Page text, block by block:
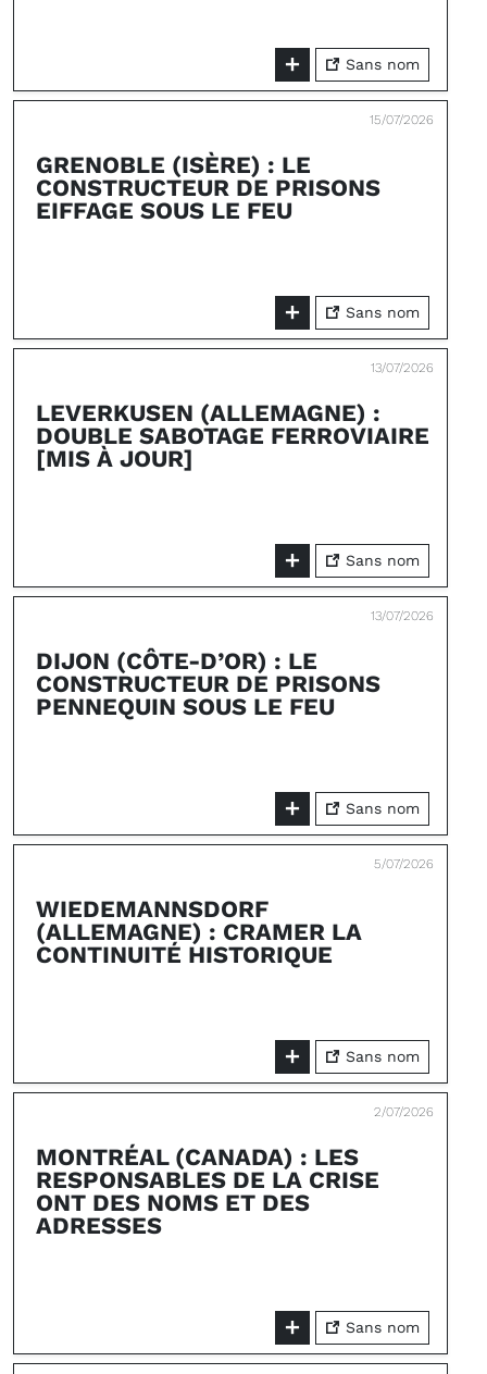
Sans nom
15/07/2026
GRENOBLE (ISÈRE) : LE
CONSTRUCTEUR DE PRISONS
EIFFAGE SOUS LE FEU
Sans nom
13/07/2026
LEVERKUSEN (ALLEMAGNE) :
DOUBLE SABOTAGE FERROVIAIRE
[MIS À JOUR]
Sans nom
13/07/2026
DIJON (CÔTE-D’OR) : LE
CONSTRUCTEUR DE PRISONS
PENNEQUIN SOUS LE FEU
Sans nom
5/07/2026
WIEDEMANNSDORF
(ALLEMAGNE) : CRAMER LA
CONTINUITÉ HISTORIQUE
Sans nom
2/07/2026
MONTRÉAL (CANADA) : LES
RESPONSABLES DE LA CRISE
ONT DES NOMS ET DES
ADRESSES
Sans nom